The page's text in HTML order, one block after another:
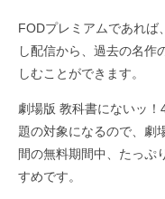
FODプレミアムであれば
し配信から、過去の名作
しむことができます。
劇場版 教科書にないッ
題の対象になるので、劇
間の無料期間中、たっぷ
すめです。